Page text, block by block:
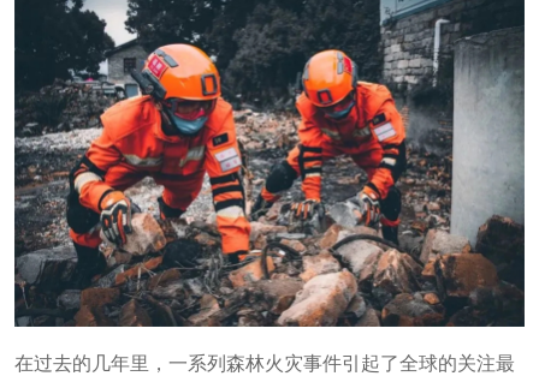
在过去的几年里，一系列森林火灾事件引起了全球的关注最